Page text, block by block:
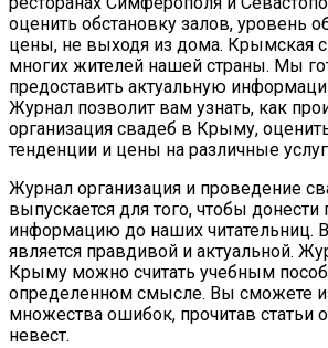
оценить обстановку залов, уровень
цены, не выходя из дома. Крымская
многих жителей нашей страны. Мы
предоставить актуальную
Журнал позволит вам узнать, как
организация свадеб в Крыму,
тенденции и цены на различные
Журнал организация и проведение
выпускается для того, чтобы
информацию до наших читательниц.
является правдивой и актуальной.
Крыму можно считать учебным
определенном смысле. Вы сможете
множества ошибок, прочитав статьи
невест.